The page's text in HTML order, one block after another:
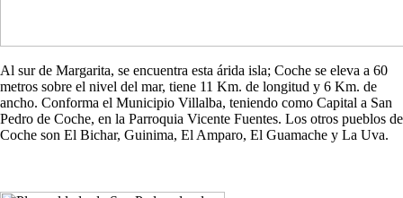
Al sur de Margarita, se encuentra esta árida isla; Coche se eleva a 60
metros sobre el nivel del mar, tiene 11 Km. de longitud y 6 Km. de
ancho. Conforma el Municipio Villalba, teniendo como Capital a San
Pedro de Coche, en la Parroquia Vicente Fuentes. Los otros pueblos de
Coche son El Bichar, Guinima, El Amparo, El Guamache y La Uva.